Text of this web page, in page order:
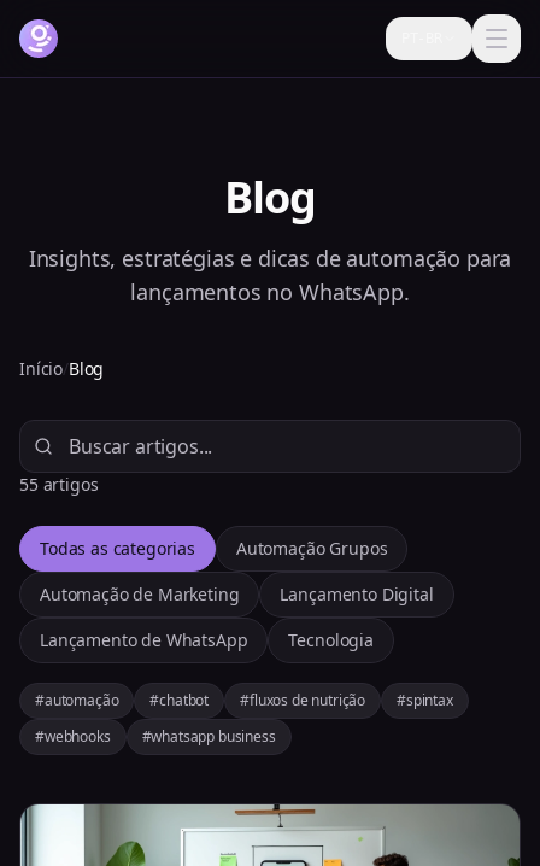
FAQ
Ajuda
Blog
Insights, estratégias e dicas de automação para
lançamentos no WhatsApp.
Início/Blog
55 artigos
Todas as categorias
Automação Grupos
Automação de Marketing
Lançamento Digital
Lançamento de WhatsApp
Tecnologia
#automação #chatbot #fluxos de nutrição
#spintax
#webhooks
#whatsapp business